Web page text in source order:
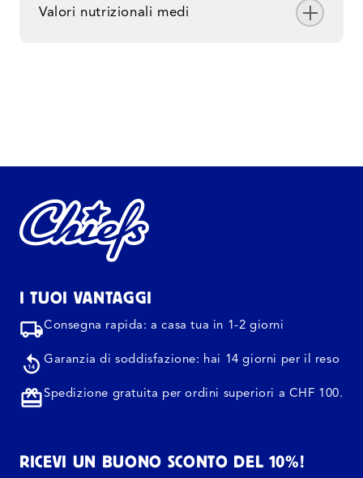
Valori nutrizionali medi
I TUOI VANTAGGI
Consegna rapida: a casa tua in 1-2 giorni
Garanzia di soddisfazione: hai 14 giorni per il reso
Spedizione gratuita per ordini superiori a CHF 100.
RICEVI UN BUONO SCONTO DEL 10%!